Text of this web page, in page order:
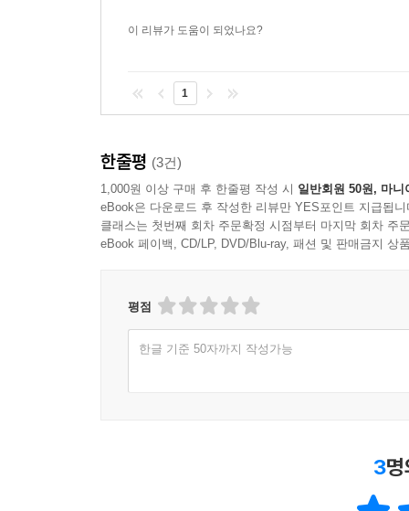
이 리뷰가 도움이 되었나요?
1
한줄평 (3건)
1,000원 이상 구매 후 한줄평 작성 시 일반회원 50원, 마니
eBook은 다운로드 후 작성한 리뷰만 YES포인트 지급됩니
클래스는 첫번째 회차 주문확정 시점부터 마지막 회차 주
eBook 페이백, CD/LP, DVD/Blu-ray, 패션 및 판매금지 상
평점
한글 기준 50자까지 작성가능
3